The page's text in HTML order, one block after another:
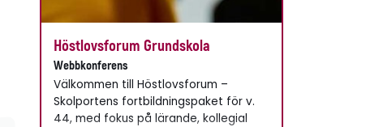
Höstlovsforum Grundskola
Webbkonferens
Välkommen till Höstlovsforum –
Skolportens fortbildningspaket för v.
44, med fokus på lärande, kollegial